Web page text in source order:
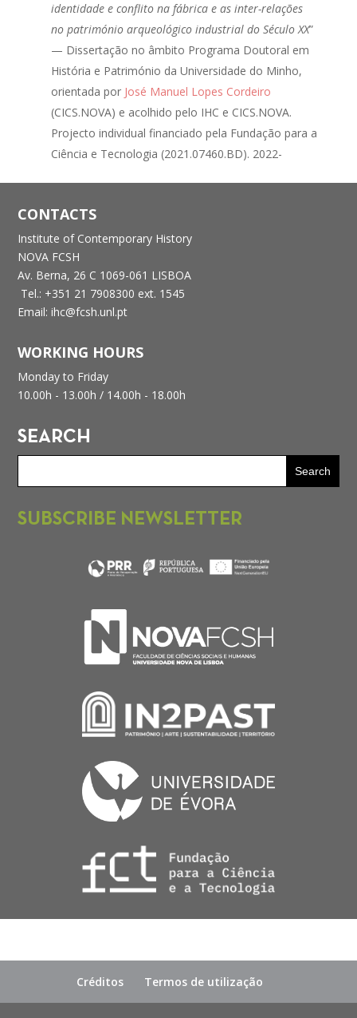
identidade e conflito na fábrica e as inter-relações
no património arqueológico industrial do Século XX”
— Dissertação no âmbito Programa Doutoral em
História e Património da Universidade do Minho,
orientada por José Manuel Lopes Cordeiro
(CICS.NOVA) e acolhido pelo IHC e CICS.NOVA.
Projecto individual financiado pela Fundação para a
Ciência e Tecnologia (2021.07460.BD). 2022-
CONTACTS
Institute of Contemporary History
NOVA FCSH
Av. Berna, 26 C 1069-061 LISBOA
Tel.: +351 21 7908300 ext. 1545
Email: ihc@fcsh.unl.pt
WORKING HOURS
Monday to Friday
10.00h - 13.00h / 14.00h - 18.00h
SEARCH
SUBSCRIBE NEWSLETTER
Créditos Termos de utilização